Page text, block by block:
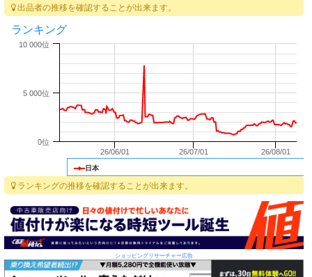
出品者の推移を確認することが出来ます。
ランキング
日本
26/06/01 26/07/01 26/08/01
0位
5 000位
10 000位
ランキングの推移を確認することが出来ます。
ショッピングリサーチャー広告